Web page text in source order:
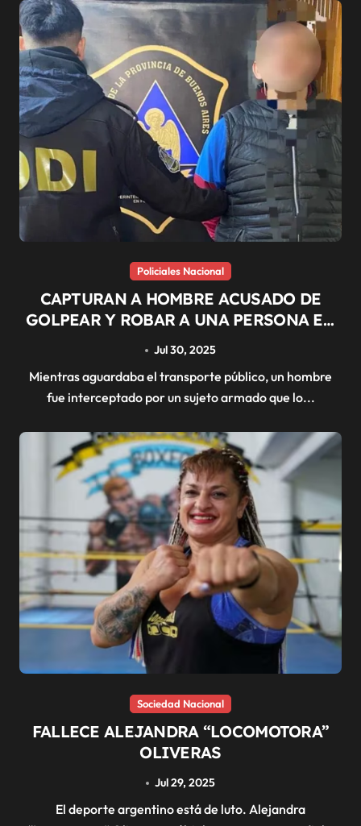
Policiales Nacional
CAPTURAN A HOMBRE ACUSADO DE
GOLPEAR Y ROBAR A UNA PERSONA EN
LA VÍA PÚBLICA
Jul 30, 2025
Mientras aguardaba el transporte público, un hombre
fue interceptado por un sujeto armado que lo...
Sociedad Nacional
FALLECE ALEJANDRA “LOCOMOTORA”
OLIVERAS
Jul 29, 2025
El deporte argentino está de luto. Alejandra